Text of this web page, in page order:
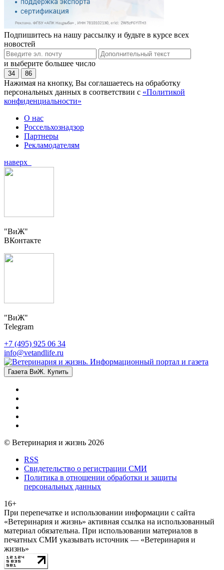
Подпишитесь на нашу рассылку и будьте в курсе всех
новостей
и выберите большее число
34 86
Нажимая на кнопку, Вы соглашаетесь на обработку
персональных данных в соответствии с «Политикой
конфиденциальности»
О нас
Россельхознадзор
Партнеры
Рекламодателям
наверх
"ВиЖ"
ВКонтакте
"ВиЖ"
Telegram
+7 (495) 925 06 34
info@vetandlife.ru
Газета ВиЖ. Купить
© Ветеринария и жизнь 2026
RSS
Свидетельство о регистрации СМИ
Политика в отношении обработки и защиты
персональных данных
16+
При перепечатке и использовании информации с сайта
«Ветеринария и жизнь» активная ссылка на использованный
материал обязательна. При использовании материалов в
печатных СМИ указывать источник — «Ветеринария и
жизнь»